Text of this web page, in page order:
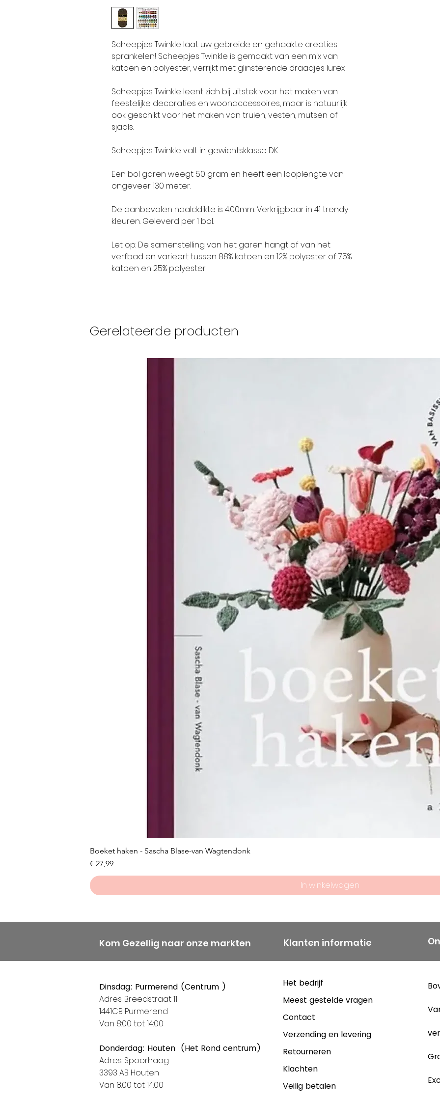
Scheepjes Twinkle laat uw gebreide en gehaakte creaties
sprankelen! Scheepjes Twinkle is gemaakt van een mix van
katoen en polyester, verrijkt met glinsterende draadjes lurex.
Scheepjes Twinkle leent zich bij uitstek voor het maken van
feestelijke decoraties en woonaccessoires, maar is natuurlijk
ook geschikt voor het maken van truien, vesten, mutsen of
sjaals.
Scheepjes Twinkle valt in gewichtsklasse DK.
Een bol garen weegt 50 gram en heeft een looplengte van
ongeveer 130 meter.
De aanbevolen naalddikte is 4.00mm. Verkrijgbaar in 41 trendy
kleuren. Geleverd per 1 bol.
Let op: De samenstelling van het garen hangt af van het
verfbad en varieert tussen 88% katoen en 12% polyester of 75%
katoen en 25% polyester.
Gerelateerde producten
Boeket haken - Sascha Blase-van Wagtendonk
Prijs
€ 27,99
In winkelwagen
Kom Gezellig naar onze markten Klanten informatie
Dinsdag: Purmerend (Centrum )
Adres: Breedstraat 11
1441CB Purmerend
Van 8:00 tot 14:00
Donderdag: Houten (Het Rond centrum)
Adres: Spoorhaag
3393 AB Houten
Van 8:00 tot 14:00
Het bedrijf
Meest gestelde vragen
Contact
Verzending en levering
Retourneren
Klachten
Veilig betalen